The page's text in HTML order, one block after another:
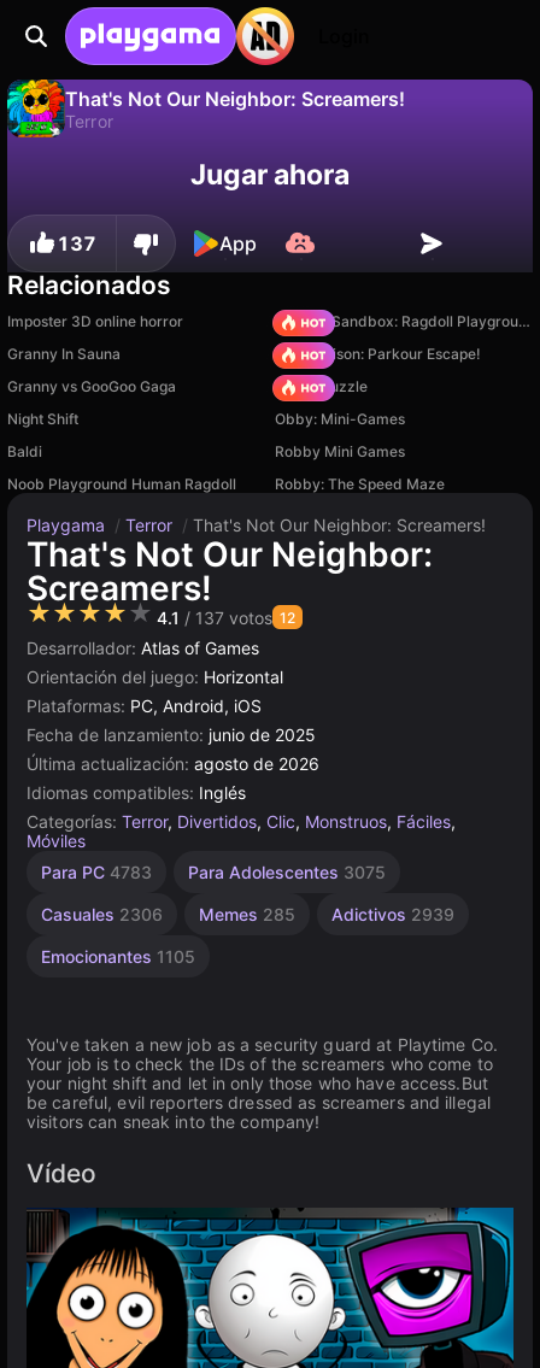
That's Not Our Neighbor: Screamers!
Terror
¡Guarda el progreso!Jugar ahora
137 App
Relacionados
Imposter 3D online horror
Sprunki Sandbox: Ragdoll Playground Mode
Granny In Sauna
Barry Prison: Parkour Escape!
Granny vs GooGoo Gaga
Arrow Puzzle
Night Shift
Obby: Mini-Games
Baldi
Robby Mini Games
Noob Playground Human Ragdoll
Robby: The Speed Maze
Playgama / Terror / That's Not Our Neighbor: Screamers!
That's Not Our Neighbor:
Screamers!
★★★★★ 4.1 / 137 votos 12
Desarrollador: Atlas of Games
Orientación del juego: Horizontal
Plataformas: PC, Android, iOS
Fecha de lanzamiento: junio de 2025
Última actualización: agosto de 2026
Idiomas compatibles: Inglés
Categorías: Terror, Divertidos, Clic, Monstruos, Fáciles,
Móviles
Para PC 4783 Para Adolescentes 3075
Casuales 2306 Memes 285 Adictivos 2939
Emocionantes 1105
Escritorio
Miedo
Alta
3571
Rusos
Para
1480
Browser
Construct
You've taken a new job as a security guard at Playtime Co.
Your job is to check the IDs of the screamers who come to
your night shift and let in only those who have access.But
be careful, evil reporters dressed as screamers and illegal
visitors can sneak into the company!
Vídeo